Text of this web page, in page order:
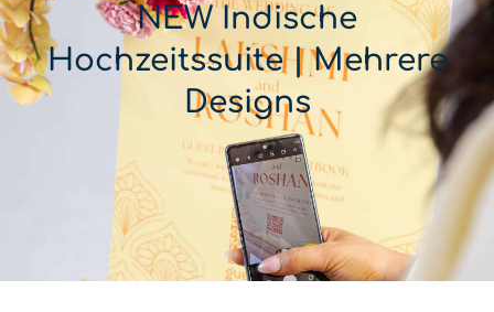
NEW Indische
Hochzeitssuite | Mehrere
Designs